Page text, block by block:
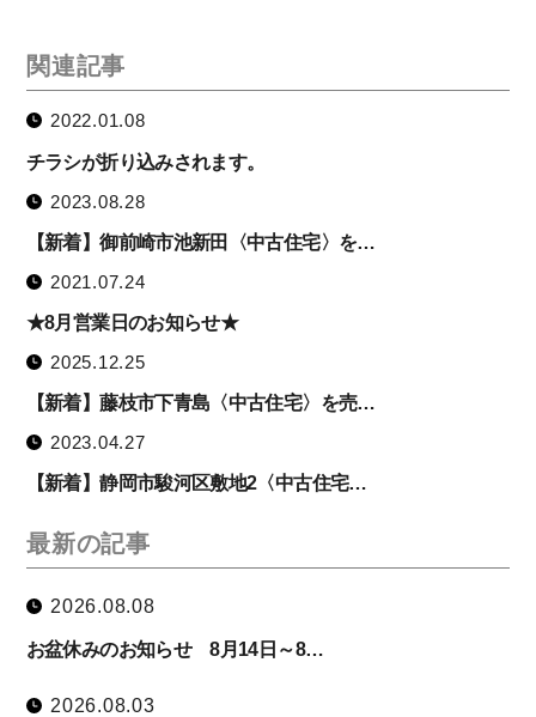
関連記事
2022.01.08
チラシが折り込みされます。
2023.08.28
【新着】御前崎市池新田〈中古住宅〉を…
2021.07.24
★8月営業日のお知らせ★
2025.12.25
【新着】藤枝市下青島〈中古住宅〉を売…
2023.04.27
【新着】静岡市駿河区敷地2〈中古住宅…
最新の記事
2026.08.08
お盆休みのお知らせ 8月14日～8…
2026.08.03